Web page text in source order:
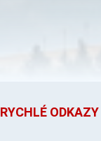
RYCHLÉ ODKAZY